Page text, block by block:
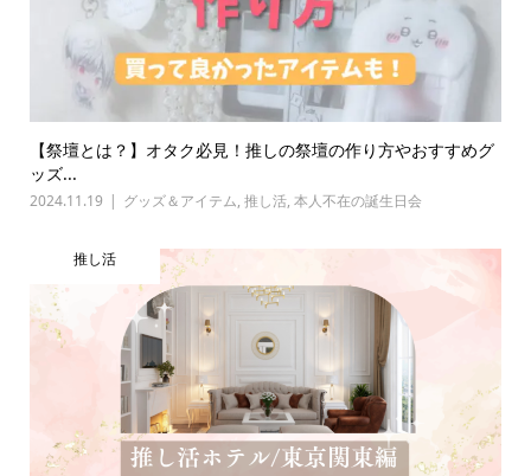
【祭壇とは？】オタク必見！推しの祭壇の作り方やおすすめグ
ッズ...
2024.11.19 グッズ＆アイテム, 推し活, 本人不在の誕生日会
推し活